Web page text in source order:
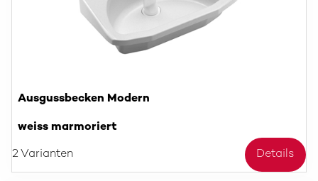
Ausgussbecken Modern
weiss marmoriert
2 Varianten Details